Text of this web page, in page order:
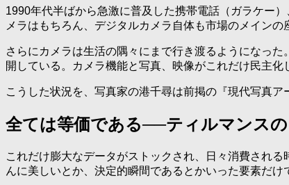
1990年代半ばから急激に普及した携帯電話（ガラケー
メラはもちろん、デジタルカメラ自体も市場のメインの
さらにカメラは生活の隅々にまで行き渡るようになっ
開している。カメラ機能と写真、映像がこれだけ民主化
こうした状況を、写真家の港千尋は前掲の『現代写真
全ては等価である──ティルマンスの
これだけ膨大なデータがストックされ、日々消費され
んに美しいとか、決定的瞬間であるとかいった要素だけ